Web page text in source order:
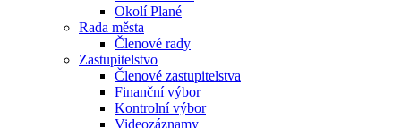
Okolí Plané
Rada města
Členové rady
Zastupitelstvo
Členové zastupitelstva
Finanční výbor
Kontrolní výbor
Videozáznamy